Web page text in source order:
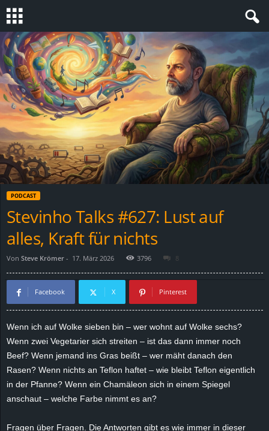
S
t
e
v
i
PODCAST
Stevinho Talks #627: Lust auf
alles, Kraft für nichts
Von Steve Krömer - 17. März 2026 3796 8
Facebook X Pinterest
Wenn ich auf Wolke sieben bin – wer wohnt auf Wolke sechs?
Wenn zwei Vegetarier sich streiten – ist das dann immer noch
Beef? Wenn jemand ins Gras beißt – wer mäht danach den
Rasen? Wenn nichts an Teflon haftet – wie bleibt Teflon eigentlich
in der Pfanne? Wenn ein Chamäleon sich in einem Spiegel
anschaut – welche Farbe nimmt es an?
Fragen über Fragen. Die Antworten gibt es wie immer in dieser